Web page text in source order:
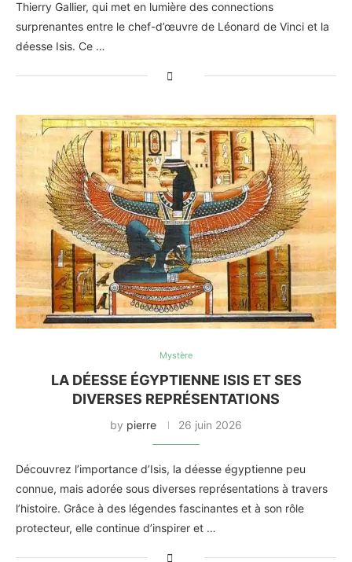
Thierry Gallier, qui met en lumière des connections
surprenantes entre le chef-d’œuvre de Léonard de Vinci et la
déesse Isis. Ce …
Mystère
LA DÉESSE ÉGYPTIENNE ISIS ET SES
DIVERSES REPRÉSENTATIONS
by pierre 26 juin 2026
Découvrez l’importance d’Isis, la déesse égyptienne peu
connue, mais adorée sous diverses représentations à travers
l’histoire. Grâce à des légendes fascinantes et à son rôle
protecteur, elle continue d’inspirer et …